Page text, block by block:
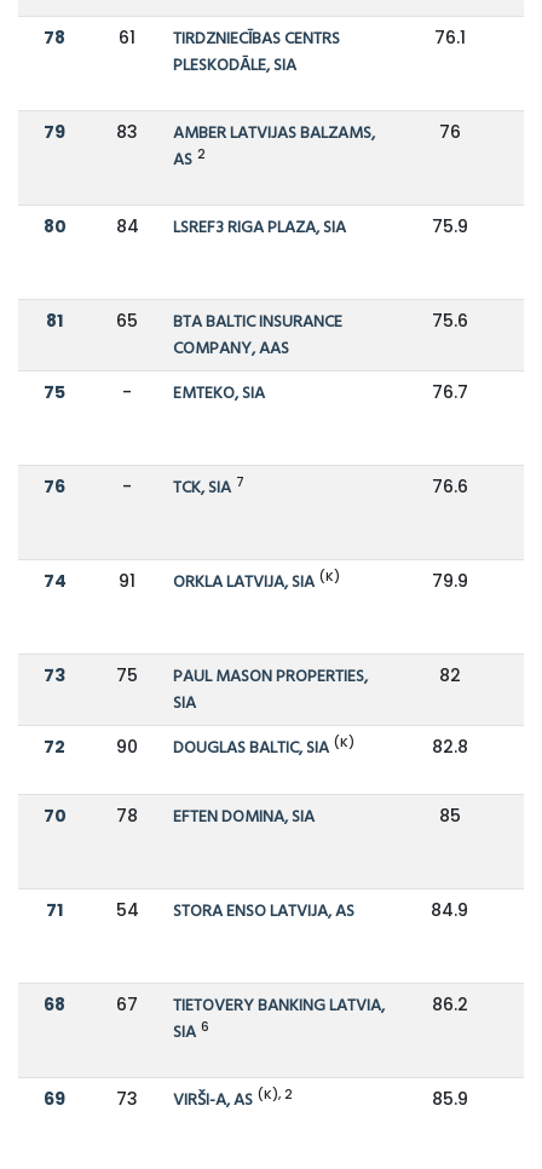
78 61
TIRDZNIECĪBAS CENTRS
PLESKODĀLE, SIA
76.1
79 83
AMBER LATVIJAS BALZAMS,
AS 2
76
80 84 LSREF3 RIGA PLAZA, SIA 75.9
81 65
BTA BALTIC INSURANCE
COMPANY, AAS
75.6
75 - EMTEKO, SIA 76.7
76 - TCK, SIA 7 76.6
74 91 ORKLA LATVIJA, SIA (K) 79.9
73 75
PAUL MASON PROPERTIES,
SIA
82
72 90 DOUGLAS BALTIC, SIA (K) 82.8
70 78 EFTEN DOMINA, SIA 85
71 54 STORA ENSO LATVIJA, AS 84.9
68 67
TIETOVERY BANKING LATVIA,
SIA 6
86.2
69 73 VIRŠI-A, AS (K), 2 85.9